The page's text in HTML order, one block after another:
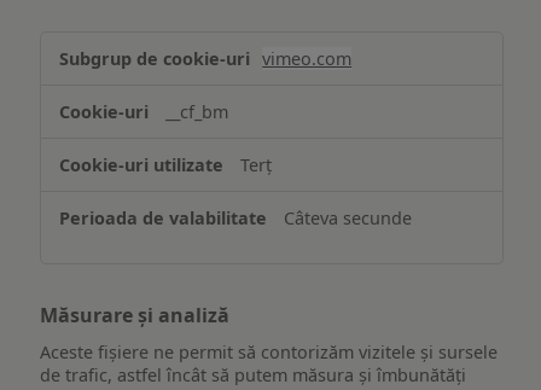
funcționalităților
ului
vimeo.com
__cf_bm
Terț
Câteva secunde
Măsurare și analiză
Aceste fișiere ne permit să contorizăm vizitele și sursele
de trafic, astfel încât să putem măsura și îmbunătăți